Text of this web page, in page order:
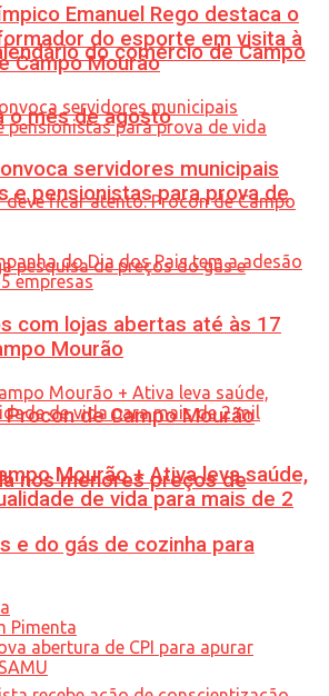
do comércio de Campo
o mês de agosto
de Campo Mourão
nos menores preços de
e do gás de cozinha para
Emanuel Rego destaca o
do esporte em visita à
Campo Mourão
servidores municipais
e pensionistas para prova de
com lojas abertas até às 17
Mourão
Mourão + Ativa leva saúde,
de vida para mais de 2
Pimenta